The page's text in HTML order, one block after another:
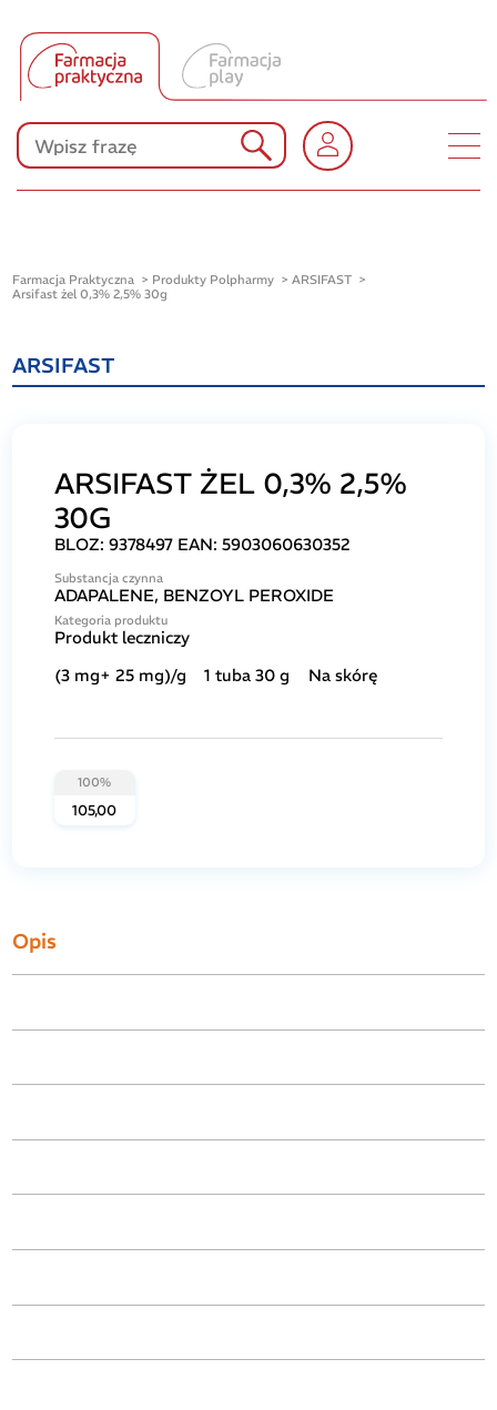
Produkty Polpharmy
KONKURSY
Farmacja Praktyczna Produkty Polpharmy
ARSIFAST
Arsifast żel 0,3% 2,5% 30g
ARSIFAST
ARSIFAST ŻEL 0,3% 2,5%
30G
BLOZ: 9378497 EAN: 5903060630352
Substancja czynna
ADAPALENE, BENZOYL PEROXIDE
Kategoria produktu
Produkt leczniczy
(3 mg+ 25 mg)/g
1 tuba 30 g Na skórę
100%
105,00
Opis